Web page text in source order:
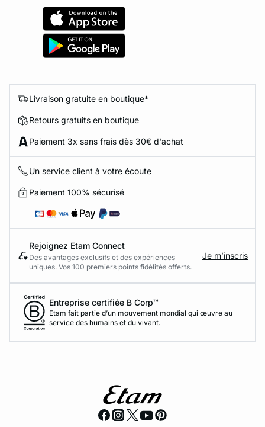
Livraison gratuite en boutique*
Retours gratuits en boutique
Paiement 3x sans frais dès 30€ d'achat
Un service client à votre écoute
Paiement 100% sécurisé
Rejoignez Etam Connect
Des avantages exclusifs et des expériences
uniques. Vos 100 premiers points fidélités offerts.
Je m’inscris
Entreprise certifiée B Corp™
Etam fait partie d’un mouvement mondial qui œuvre au
service des humains et du vivant.